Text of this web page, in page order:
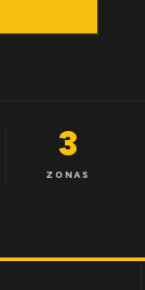
3
ZONAS